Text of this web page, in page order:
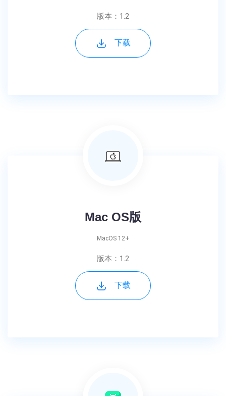
版本：1.2
下载
Mac OS版
MacOS 12+
版本：1.2
下载